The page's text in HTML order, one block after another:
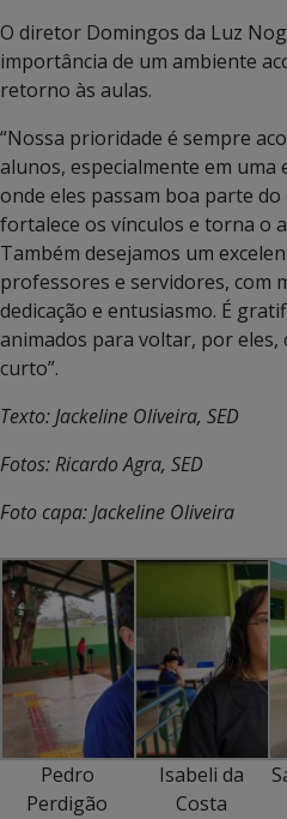
O diretor Domingos da Luz
importância de um ambiente
retorno às aulas.
“Nossa prioridade é sempre
alunos, especialmente em uma
onde eles passam boa parte do
fortalece os vínculos e torna o
Também desejamos um
professores e servidores, com
dedicação e entusiasmo. É
animados para voltar, por eles,
curto”.
Texto: Jackeline Oliveira, SED
Fotos: Ricardo Agra, SED
Foto capa: Jackeline Oliveira
Pedro
Perdigão
Isabeli da
Costa